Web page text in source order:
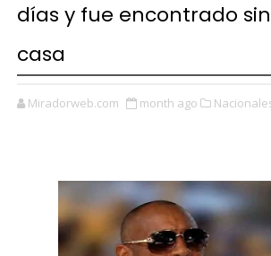
días y fue encontrado
casa
Miradorweb.com month ago